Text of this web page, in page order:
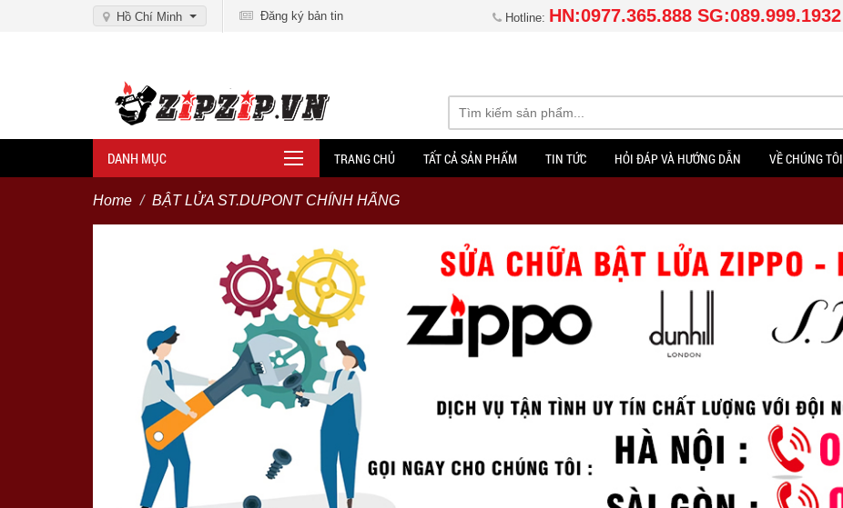
Hồ Chí Minh Đăng ký bản tin Hotline: HN:0977.365.888 SG:089.999.1932
DANH MỤC TRANG CHỦ TẤT CẢ SẢN PHẨM TIN TỨC HỎI ĐÁP VÀ HƯỚNG DẪN VỀ CHÚNG TÔI
Home BẬT LỬA ST.DUPONT CHÍNH HÃNG